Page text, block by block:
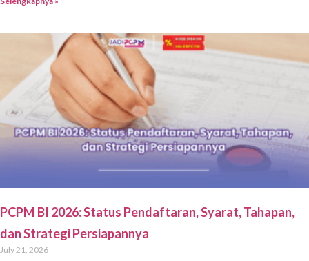
PCPM BI 2026: Status Pendaftaran, Syarat, Tahapan,
dan Strategi Persiapannya
July 21, 2026